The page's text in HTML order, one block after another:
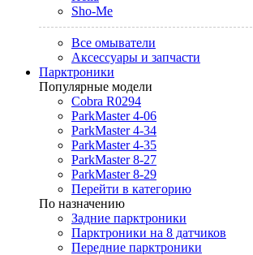
Sho-Me
Все омыватели
Аксессуары и запчасти
Парктроники
Популярные модели
Cobra R0294
ParkMaster 4-06
ParkMaster 4-34
ParkMaster 4-35
ParkMaster 8-27
ParkMaster 8-29
Перейти в категорию
По назначению
Задние парктроники
Парктроники на 8 датчиков
Передние парктроники